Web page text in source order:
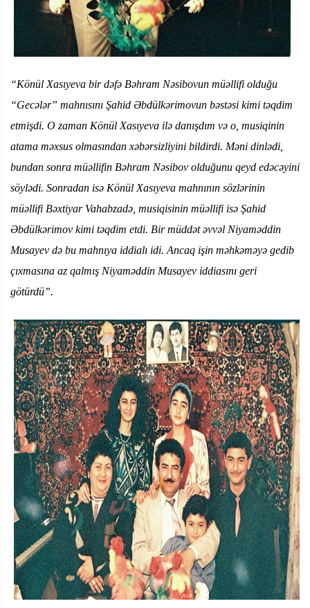
“Könül Xasıyeva bir dəfə Bəhram Nəsibovun müəllifi olduğu
“Gecələr” mahnısını Şahid Əbdülkərimovun bəstəsi kimi təqdim
etmişdi. O zaman Könül Xasıyeva ilə danışdım və o, musiqinin
atama məxsus olmasından xəbərsizliyini bildirdi. Məni dinlədi,
bundan sonra müəllifin Bəhram Nəsibov olduğunu qeyd edəcəyini
söylədi. Sonradan isə Könül Xasıyeva mahnının sözlərinin
müəllifi Bəxtiyar Vahabzadə, musiqisinin müəllifi isə Şahid
Əbdülkərimov kimi təqdim etdi. Bir müddət əvvəl Niyaməddin
Musayev də bu mahnıya iddialı idi. Ancaq işin məhkəməyə gedib
çıxmasına az qalmış Niyaməddin Musayev iddiasını geri
götürdü”.